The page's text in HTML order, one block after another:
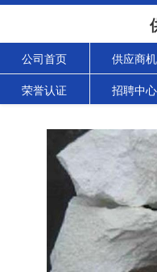
公司首页 供应商机
荣誉认证 招聘中心